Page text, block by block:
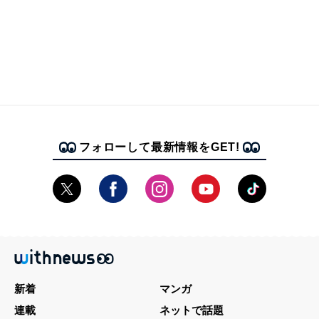
フォローして最新情報をGET!
新着
マンガ
連載
ネットで話題